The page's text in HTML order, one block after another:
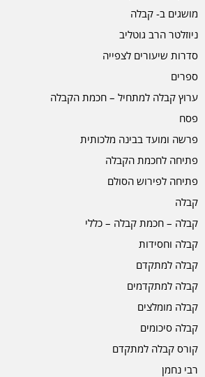
מושגים ב- קבלה
ניוזלטר הרב גוטליב
סדרות שיעורים לצפייה
ספרים
ערוץ קבלה למתחיל – חכמת הקבלה
פסח
פרשה ומועד בבינה מלכותית
פתיחה לחכמת הקבלה
פתיחה לפירוש הסולם
קבלה
קבלה – חכמת קבלה – כללי
קבלה וחסידות
קבלה למתקדם
קבלה למתקדמים
קבלה מומלצים
קבלה סיכומים
קורס קבלה למתקדם
רבי נחמן